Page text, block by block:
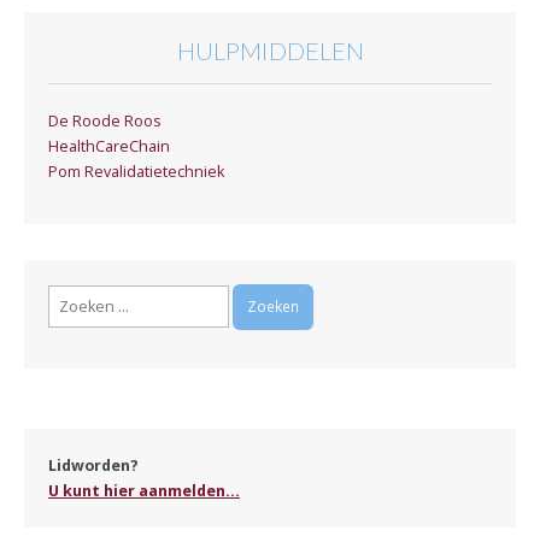
HULPMIDDELEN
De Roode Roos
HealthCareChain
Pom Revalidatietechniek
Zoeken
Lidworden?
U kunt hier aanmelden...